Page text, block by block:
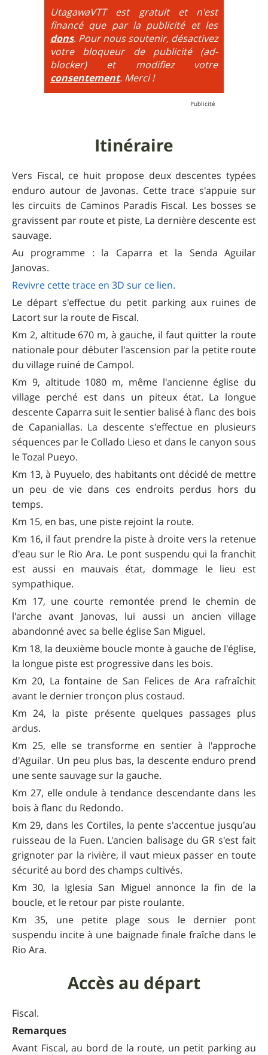
très hautes etc.
= On prend les difficultés du niveau 5 et on les
additionne, c'est à dire qu'on peut combiner pente
très raide avec épingles trialisantes !
UtagawaVTT est gratuit et n'est
financé que par la publicité et les
dons. Pour nous soutenir, désactivez
votre bloqueur de publicité (ad-
blocker) et modifiez votre
consentement. Merci !
Itinéraire
Vers Fiscal, ce huit propose deux descentes typées
enduro autour de Javonas. Cette trace s'appuie sur
les circuits de Caminos Paradis Fiscal. Les bosses se
gravissent par route et piste, La dernière descente est
sauvage.
Au programme : la Caparra et la Senda Aguilar
Janovas.
Revivre cette trace e n 3D sur ce lien.
Le départ s'effectue du petit parking aux ruines de
Lacort sur la route de Fiscal.
Km 2, altitude 670 m, à gauche, il faut quitter la route
nationale pour débuter l'ascension par la petite route
du village ruiné de Campol.
Km 9, altitude 1080 m, même l'ancienne église du
village perché est dans un piteux état. La longue
descente Caparra suit le sentier balisé à flanc des bois
de Capaniallas. La descente s'effectue en plusieurs
séquences par le Collado Lieso et dans le canyon sous
le Tozal Pueyo.
Km 13, à Puyuelo, des habitants ont décidé de mettre
un peu de vie dans ces endroits perdus hors du
temps.
Km 15, en bas, une piste rejoint la route.
Km 16, il faut prendre la piste à droite vers la retenue
d'eau sur le Rio Ara. Le pont suspendu qui la franchit
est aussi en mauvais état, dommage le lieu est
sympathique.
Km 17, une courte remontée prend le chemin de
l'arche avant Janovas, lui aussi un ancien village
abandonné avec sa belle église San Miguel.
Km 18, la deuxième boucle monte à gauche de l'église,
la longue piste est progressive dans les bois.
Km 20, La fontaine de San Felices de Ara rafraîchit
avant le dernier tronçon plus costaud.
Km 24, la piste présente quelques passages plus
ardus.
Km 25, elle se transforme en sentier à l'approche
d'Aguilar. Un peu plus bas, la descente enduro prend
une sente sauvage sur la gauche.
Km 27, elle ondule à tendance descendante dans les
bois à flanc du Redondo.
Km 29, dans les Cortiles, la pente s'accentue jusqu'au
ruisseau de la Fuen. L'ancien balisage du GR s'est fait
grignoter par la rivière, il vaut mieux passer en toute
sécurité au bord des champs cultivés.
Km 30, la Iglesia San Miguel annonce la fin de la
boucle, et le retour par piste roulante.
Km 35, une petite plage sous le dernier pont
suspendu incite à une baignade finale fraîche dans le
Rio Ara.
Accès au départ
Fiscal.
Remarques
Avant Fiscal, au bord de la route, un petit parking au